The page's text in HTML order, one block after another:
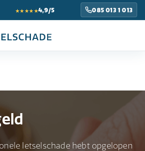
★★★★★4,9/5 085 013 1 013
letselschade hebt opgelopen